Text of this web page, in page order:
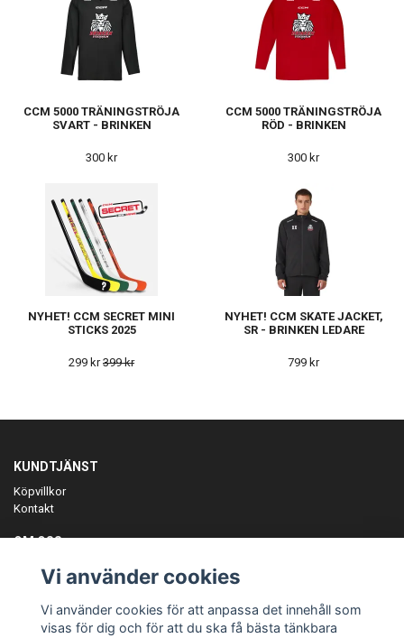
CCM 5000 TRÄNINGSTRÖJA
SVART - BRINKEN
300 kr
CCM 5000 TRÄNINGSTRÖJA
RÖD - BRINKEN
300 kr
NYHET! CCM SECRET MINI
STICKS 2025
299 kr399 kr
NYHET! CCM SKATE JACKET,
SR - BRINKEN LEDARE
799 kr
KUNDTJÄNST
Köpvillkor
Kontakt
OM OSS
ANMÄL DIG TILL VÅRT NYHETSBREV
Prenumerera
Vi använder cookies
Vi använder cookies för att anpassa det innehåll som
visas för dig och för att du ska få bästa tänkbara